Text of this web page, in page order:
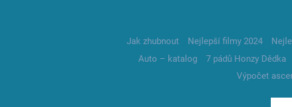
Jak zhubnout Nejlepší filmy 2024
Auto – katalog
7 pádů Honzy Dědka
Výpočet